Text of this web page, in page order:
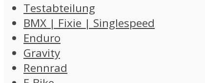
Testabteilung
BMX | Fixie | Singlespeed
Enduro
Gravity
Rennrad